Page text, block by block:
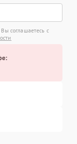
соглашаетесь с